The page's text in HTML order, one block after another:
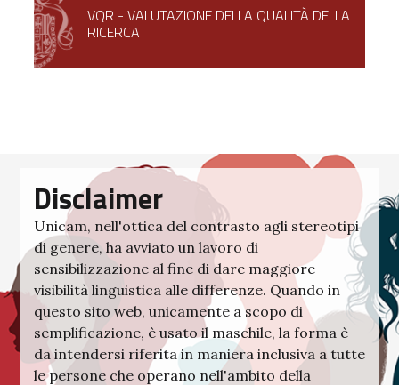
VQR - VALUTAZIONE DELLA QUALITÀ DELLA
RICERCA
Disclaimer
Unicam, nell'ottica del contrasto agli stereotipi
di genere, ha avviato un lavoro di
sensibilizzazione al fine di dare maggiore
visibilità linguistica alle differenze. Quando in
questo sito web, unicamente a scopo di
semplificazione, è usato il maschile, la forma è
da intendersi riferita in maniera inclusiva a tutte
le persone che operano nell'ambito della